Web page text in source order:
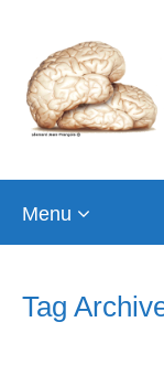
Menu
Tag